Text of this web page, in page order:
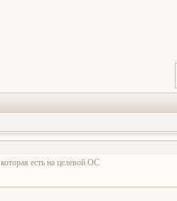
есть на целевой ОС